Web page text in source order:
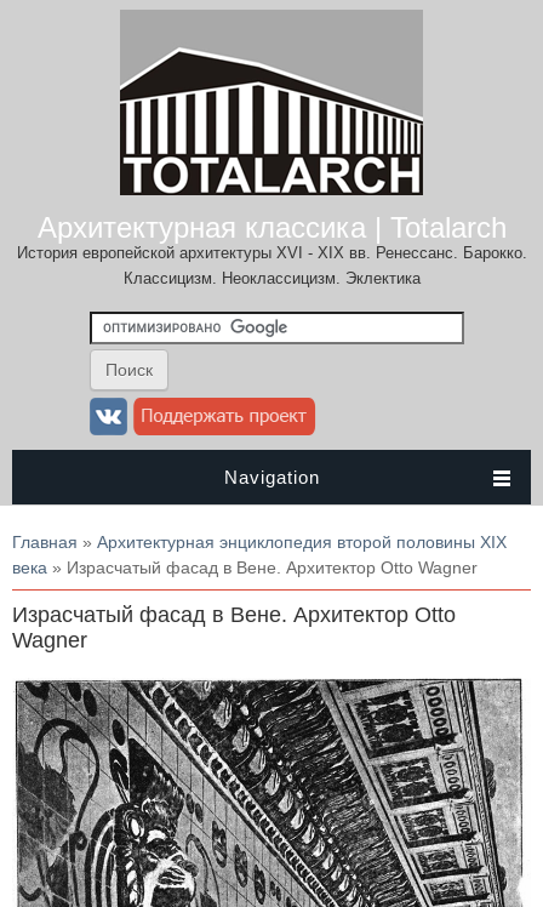
Архитектурная классика | Totalarch
История европейской архитектуры XVI - XIX вв. Ренессанс. Барокко.
Классицизм. Неоклассицизм. Эклектика
Navigation
Вы здесь
Главная » Архитектурная энциклопедия второй половины XIX
века » Израсчатый фасад в Вене. Архитектор Otto Wagner
Израсчатый фасад в Вене. Архитектор Otto
Wagner